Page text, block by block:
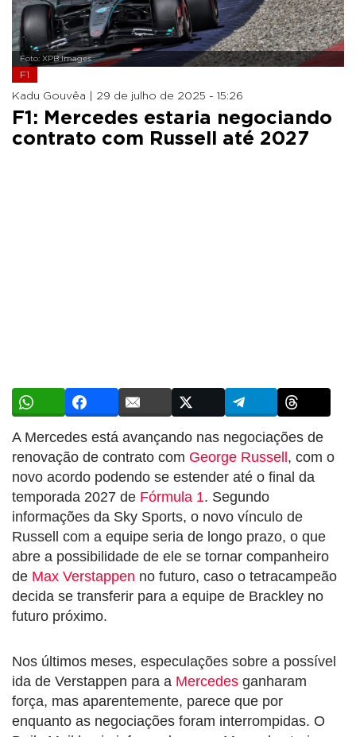
Foto: XPB Images
F1
Kadu Gouvêa | 29 de julho de 2025 - 15:26
F1: Mercedes estaria negociando
contrato com Russell até 2027
A Mercedes está avançando nas negociações de
renovação de contrato com George Russell, com o
novo acordo podendo se estender até o final da
temporada 2027 de Fórmula 1. Segundo
informações da Sky Sports, o novo vínculo de
Russell com a equipe seria de longo prazo, o que
abre a possibilidade de ele se tornar companheiro
de Max Verstappen no futuro, caso o tetracampeão
decida se transferir para a equipe de Brackley no
futuro próximo.
Nos últimos meses, especulações sobre a possível
ida de Verstappen para a Mercedes ganharam
força, mas aparentemente, parece que por
enquanto as negociações foram interrompidas. O